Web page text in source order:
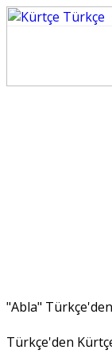
"Abla"
Türkçe'den